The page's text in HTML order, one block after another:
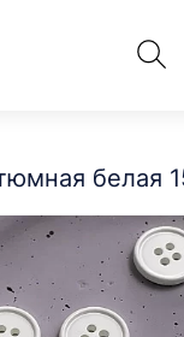
белая